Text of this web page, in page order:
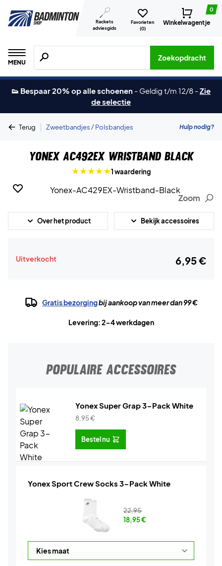
Rackets
adviesgids
Favorieten
(0)
0
Winkelwagentje
MENU
Zoeken naar producten, merken etc.
Zoekopdracht
👟 Bespaar 20% op alle schoenen - Geldig t/m 12/8 -Zie
de selectie
Terug | Zweetbandjes / Polsbandjes Hulp nodig?
Yonex AC492EX Wristband Black
1 waardering
Zoom
Over het product Bekijk accessoires
Uitverkocht 6,95 €
Gratis bezorgingbij aankoop van meer dan 99 €
Levering: 2-4 werkdagen
POPULAIRE ACCESSOIRES
Yonex Super Grap 3-Pack White
8,95€
Bestel nu
Yonex Sport Crew Socks 3-Pack White
22,95
18,95€